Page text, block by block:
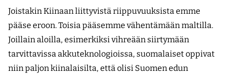
Joistakin Kiinaan liittyvistä riippuvuuksista emme
pääse eroon. Toisia pääsemme vähentämään maltilla.
Joillain aloilla, esimerkiksi vihreään siirtymään
tarvittavissa akkuteknologioissa, suomalaiset oppivat
niin paljon kiinalaisilta, että olisi Suomen edun